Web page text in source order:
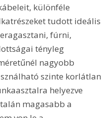
különféle
tudott ideális
fúrni,
tényleg
nagyobb
szinte korlátlan
helyezve
magasabb a